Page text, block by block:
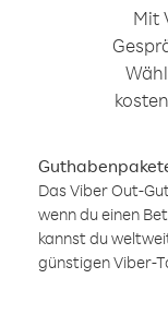
Mit
Das Viber Out-
wenn du einen
kannst du
günstigen Viber-